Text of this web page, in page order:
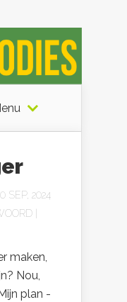
SEP, 2024
maken,
Nou,
plan -